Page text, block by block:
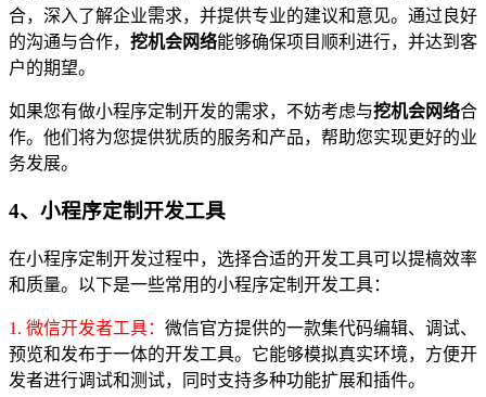
合，深入了解企业需求，并提供专业的建议和意见。通过良好
的沟通与合作， 挖机会网络能够确保项目顺利进行，并达到客
户的期望。
如果您有做小程序定制开发的需求，不妨考虑与挖机会网络合
作。他们将为您提供犹质的服务和产品，帮助您实现更好的业
务发展。
4、小程序定制开发工具
在小程序定制开发过程中，选择合适的开发工具可以提槁效率
和质量。以下是一些常用的小程序定制开发工具：
1. 微信开发者工具： 微信官方提供的一款集代码编辑、调试、
预览和发布于一体的开发工具。它能够模拟真实环境，方便开
发者进行调试和测试，同时支持多种功能扩展和插件。